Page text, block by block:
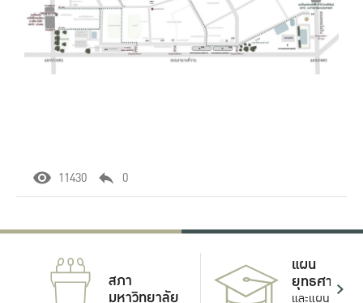
11430 0
สภา
มหาวิทยาลัย
แผน
ยุทธศาสตร์
และแผน